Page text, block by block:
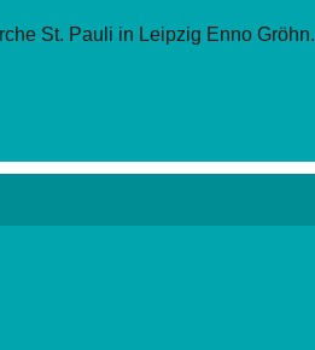
St. Pauli in Leipzig Enno Gröhn.